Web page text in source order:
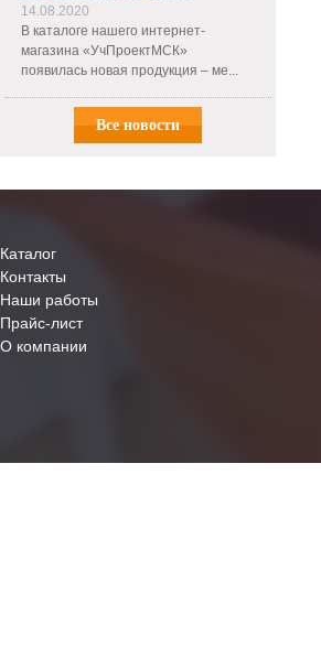
14.08.2020
В каталоге нашего интернет-
магазина «УчПроектМСК»
появилась новая продукция – ме...
Все новости
Каталог
Контакты
Наши работы
Прайс-лист
О компании